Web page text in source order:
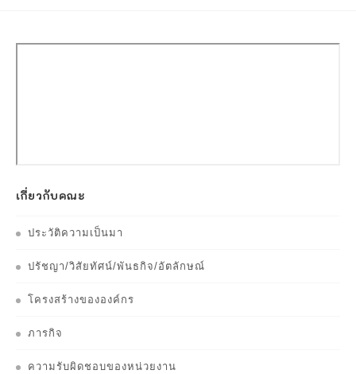
เกี่ยวกับคณะ
ประวัติความเป็นมา
ปรัชญา/วิสัยทัศน์/พันธกิจ/อัตลักษณ์
โครงสร้างขององค์กร
ภารกิจ
ความรับผิดชอบของหน่วยงาน